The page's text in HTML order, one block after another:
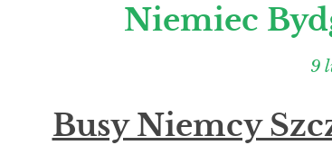
Niemiec
9
Busy Niemcy